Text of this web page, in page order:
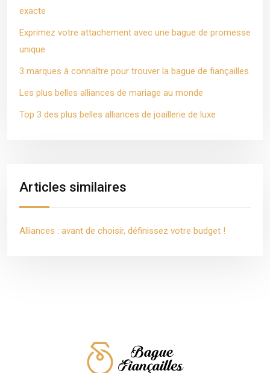
exacte
Exprimez votre attachement avec une bague de promesse
unique
3 marques à connaître pour trouver la bague de fiançailles
Les plus belles alliances de mariage au monde
Top 3 des plus belles alliances de joaillerie de luxe
Articles similaires
Alliances : avant de choisir, définissez votre budget !